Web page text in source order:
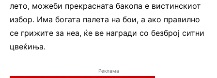
лето, можеби прекрасната бакопа е вистинскиот
избор. Има богата палета на бои, а ако правилно
се грижите за неа, ќе ве награди со безброј ситни
цвеќиња.
Реклама